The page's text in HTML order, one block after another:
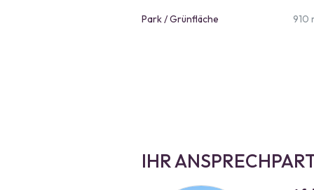
Park / Grünfläche 910
IHR